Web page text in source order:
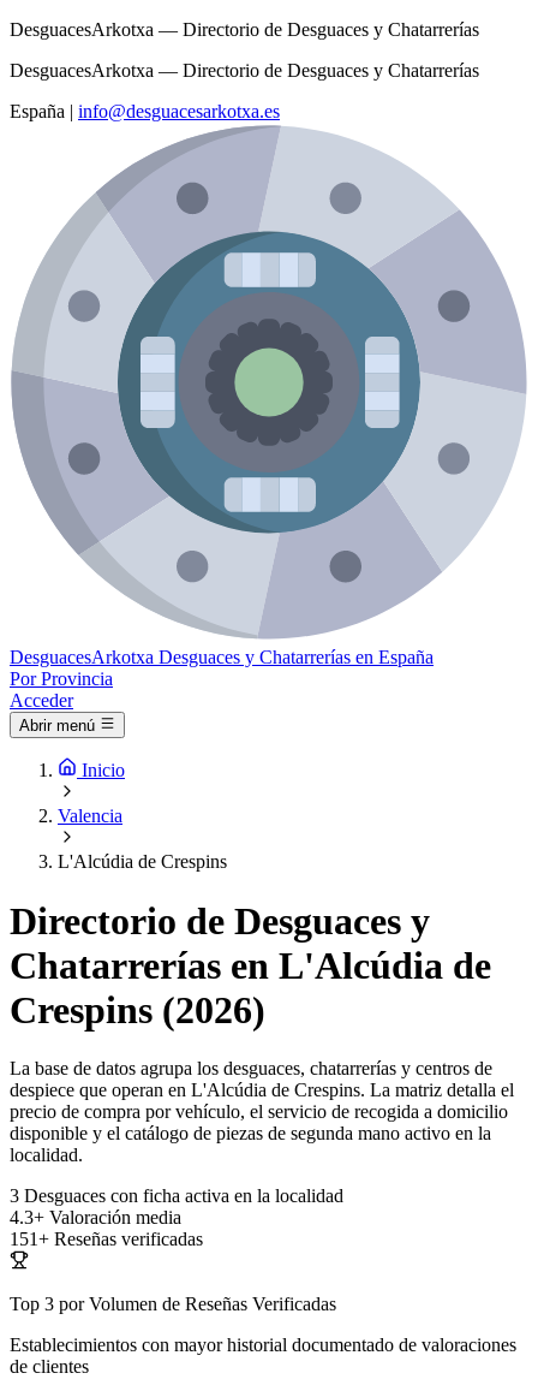
DesguacesArkotxa — Directorio de Desguaces y Chatarrerías
DesguacesArkotxa — Directorio de Desguaces y Chatarrerías
España | info@desguacesarkotxa.es
DesguacesArkotxa Desguaces y Chatarrerías en España
Por Provincia
Acceder
Abrir menú
Inicio
Valencia
L'Alcúdia de Crespins
Directorio de Desguaces y
Chatarrerías en L'Alcúdia de
Crespins (2026)
La base de datos agrupa los desguaces, chatarrerías y centros de
despiece que operan en L'Alcúdia de Crespins. La matriz detalla el
precio de compra por vehículo, el servicio de recogida a domicilio
disponible y el catálogo de piezas de segunda mano activo en la
localidad.
3 Desguaces con ficha activa en la localidad
4.3+ Valoración media
151+ Reseñas verificadas
Top 3 por Volumen de Reseñas Verificadas
Establecimientos con mayor historial documentado de valoraciones
de clientes